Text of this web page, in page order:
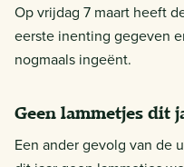
Op vrijdag 7 maart heeft
eerste inenting gegeven
nogmaals ingeënt.
Geen lammetjes dit
Een ander gevolg van de